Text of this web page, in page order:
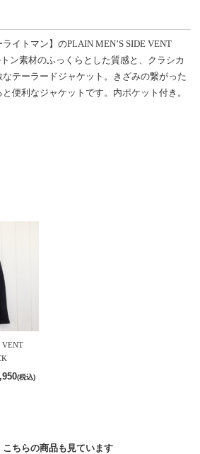
ライトマン】のPLAIN MEN’S SIDE VENT
トン素材のふっくらとした質感と、クラシカ
なテーラードジャケット。きざみの繋がった
と便利なジャケットです。内ポケット付き。
VENT
(税込)
こちらの商品も見ています